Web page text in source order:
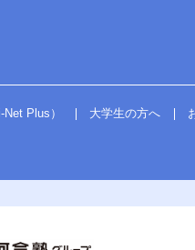
Plus） 大学生の方へ